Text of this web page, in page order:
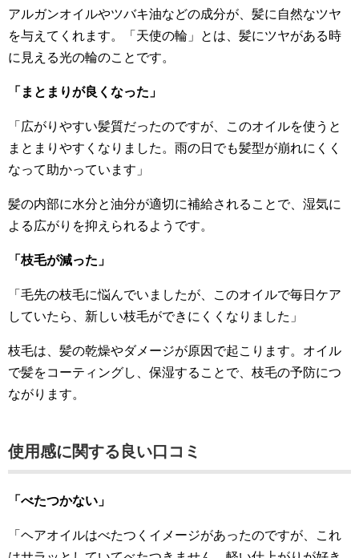
アルガンオイルやツバキ油などの成分が、髪に自然なツヤ
を与えてくれます。「天使の輪」とは、髪にツヤがある時
に見える光の輪のことです。
「まとまりが良くなった」
「広がりやすい髪質だったのですが、このオイルを使うと
まとまりやすくなりました。雨の日でも髪型が崩れにくく
なって助かっています」
髪の内部に水分と油分が適切に補給されることで、湿気に
よる広がりを抑えられるようです。
「枝毛が減った」
「毛先の枝毛に悩んでいましたが、このオイルで毎日ケア
していたら、新しい枝毛ができにくくなりました」
枝毛は、髪の乾燥やダメージが原因で起こります。オイル
で髪をコーティングし、保湿することで、枝毛の予防につ
ながります。
使用感に関する良い口コミ
「べたつかない」
「ヘアオイルはべたつくイメージがあったのですが、これ